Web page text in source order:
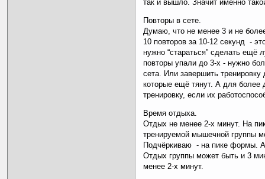
так и вышло. Значит именно
Повторы в сете.
Думаю, что не менее 3 и не
10 повторов за 10-12 секунд -
нужно “стараться” сделать
повторы упали до 3-х - нужно
сета. Или завершить
которые ещё тянут. А для более
тренировку, если их
Время отдыха.
Отдых не менее 2-х минут. На
тренируемой мышечной группы
Подчёркиваю - на пике формы.
Отдых группы может быть и 3
менее 2-х минут.